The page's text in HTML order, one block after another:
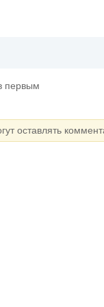
первым
оставлять